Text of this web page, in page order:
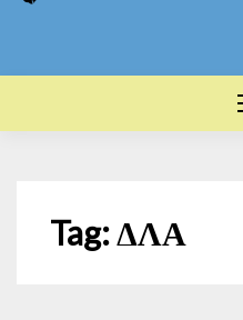
Tag:ΔΛΑ